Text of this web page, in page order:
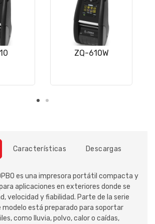
ZQ-610W
Características Descargas
es una impresora portátil compacta y
aplicaciones en exteriores donde se
velocidad y fiabilidad. Parte de la serie
modelo está preparado para soportar
como lluvia, polvo, calor o caídas,